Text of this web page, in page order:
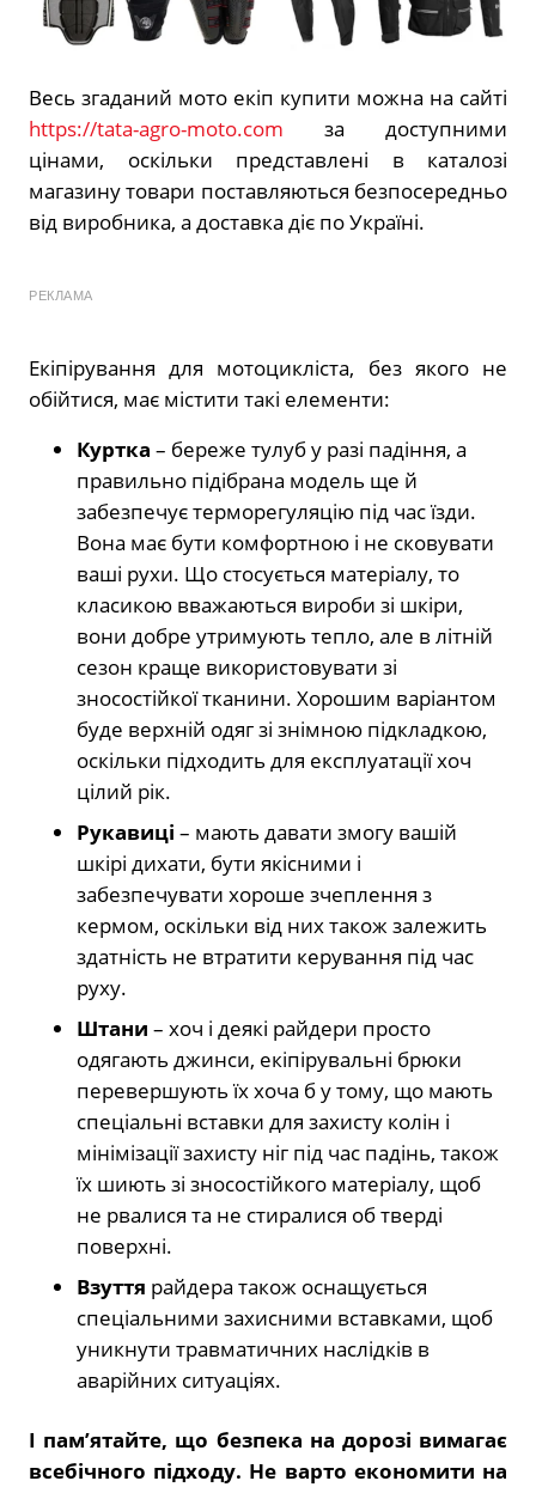
Весь згаданий мото екіп купити можна на сайті
https://tata-agro-moto.com за доступними
цінами, оскільки представлені в каталозі
магазину товари поставляються безпосередньо
від виробника, а доставка діє по Україні.
РЕКЛАМА
Екіпірування для мотоцикліста, без якого не
обійтися, має містити такі елементи:
Куртка – береже тулуб у разі падіння, а
правильно підібрана модель ще й
забезпечує терморегуляцію під час їзди.
Вона має бути комфортною і не сковувати
ваші рухи. Що стосується матеріалу, то
класикою вважаються вироби зі шкіри,
вони добре утримують тепло, але в літній
сезон краще використовувати зі
зносостійкої тканини. Хорошим варіантом
буде верхній одяг зі знімною підкладкою,
оскільки підходить для експлуатації хоч
цілий рік.
Рукавиці – мають давати змогу вашій
шкірі дихати, бути якісними і
забезпечувати хороше зчеплення з
кермом, оскільки від них також залежить
здатність не втратити керування під час
руху.
Штани – хоч і деякі райдери просто
одягають джинси, екіпірувальні брюки
перевершують їх хоча б у тому, що мають
спеціальні вставки для захисту колін і
мінімізації захисту ніг під час падінь, також
їх шиють зі зносостійкого матеріалу, щоб
не рвалися та не стиралися об тверді
поверхні.
Взуття райдера також оснащується
спеціальними захисними вставками, щоб
уникнути травматичних наслідків в
аварійних ситуаціях.
І пам’ятайте, що безпека на дорозі вимагає
всебічного підходу. Не варто економити на